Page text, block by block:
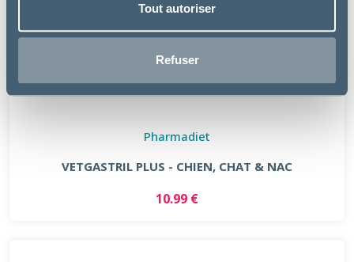
Tout autoriser
Refuser
Pharmadiet
VETGASTRIL PLUS - CHIEN, CHAT & NAC
10.99 €